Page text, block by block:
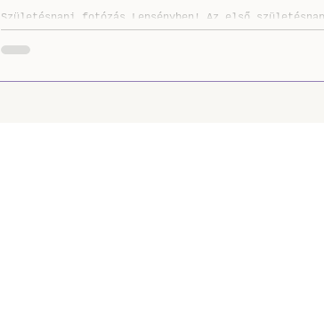
Születésnapi fotózás Lepsényben! Az első születésnap
nemcsak a kis ünnepelt, hanem az egész család